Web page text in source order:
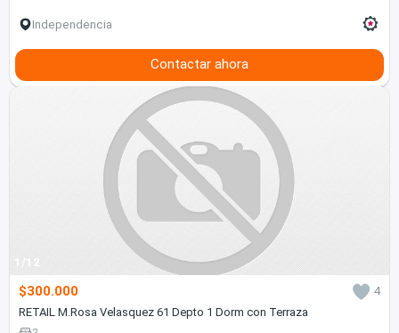
Independencia
Contactar ahora
1/12
$300.000
4
RETAIL M.Rosa Velasquez 61 Depto 1 Dorm con Terraza